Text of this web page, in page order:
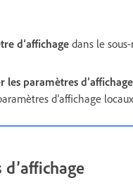
d’affichage dans le
les paramètres
d’affichage